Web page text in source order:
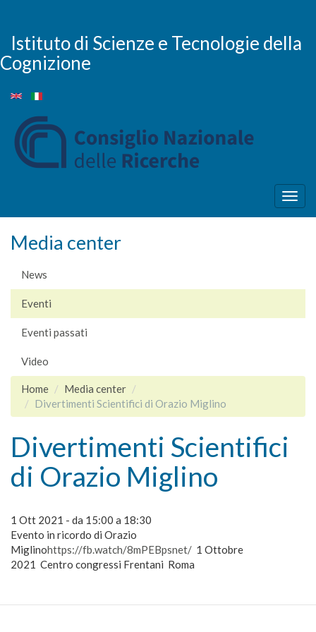
contenuto
principale
Istituto di Scienze e Tecnologie della
Cognizione
Media center
News
Eventi
Eventi passati
Video
Home
Media center
Divertimenti Scientifici di Orazio Miglino
Divertimenti Scientifici
di Orazio Miglino
1 Ott 2021 - da 15:00 a 18:30
Evento in ricordo di Orazio
Miglinohttps://fb.watch/8mPEBpsnet/ 1 Ottobre
2021 Centro congressi Frentani Roma